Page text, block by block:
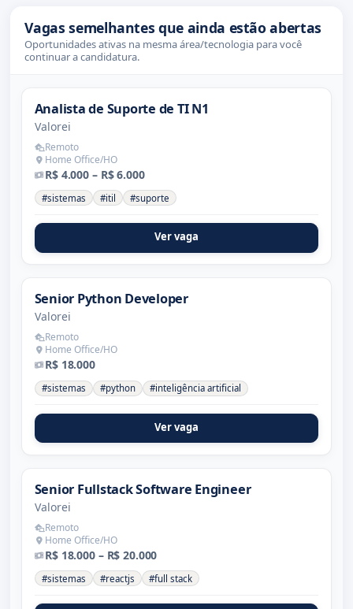
Vagas semelhantes que ainda estão abertas
Oportunidades ativas na mesma área/tecnologia para você
continuar a candidatura.
Analista de Suporte de TI N1
Valorei
Remoto
Home Office/HO
R$ 4.000 – R$ 6.000
#sistemas #itil #suporte
Ver vaga
Senior Python Developer
Valorei
Remoto
Home Office/HO
R$ 18.000
#sistemas #python #inteligência artificial
Ver vaga
Senior Fullstack Software Engineer
Valorei
Remoto
Home Office/HO
R$ 18.000 – R$ 20.000
#sistemas #reactjs #full stack